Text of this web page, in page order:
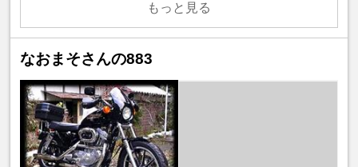
もっと見る
なおまそさんの883